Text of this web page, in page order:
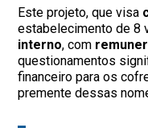
Este projeto, que visa
estabelecimento de 8
interno, com
questionamentos
financeiro para os
premente dessas